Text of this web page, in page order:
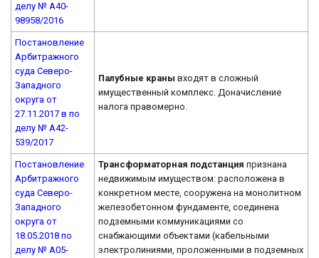
делу № А40-
98958/2016
Постановление
Арбитражного
суда Северо-
Западного
округа от
27.11.2017 в по
делу № А42-
539/2017
Палубные краны входят в сложный
имущественный комплекс. Доначисление
налога правомерно.
Постановление
Арбитражного
суда Северо-
Западного
округа от
18.05.2018 по
делу № А05-
Трансформаторная подстанция признана
недвижимым имуществом: расположена в
конкретном месте, сооружена на монолитном
железобетонном фундаменте, соединена
подземными коммуникациями со
снабжающими объектами (кабельными
электролиниями, проложенными в подземных